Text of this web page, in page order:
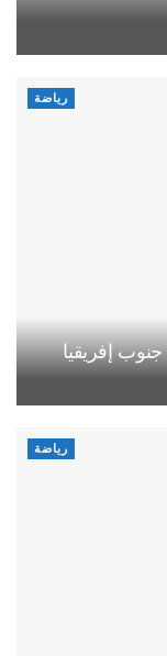
رياضة
إفريقيا
رياضة